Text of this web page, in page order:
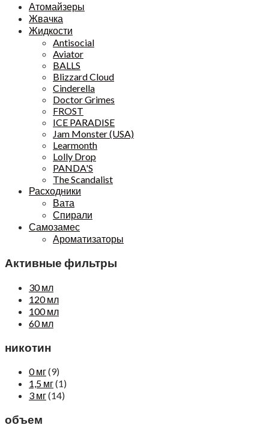
Атомайзеры
Жвачка
Жидкости
Antisocial
Aviator
BALLS
Blizzard Cloud
Cinderella
Doctor Grimes
FROST
ICE PARADISE
Jam Monster (USA)
Learmonth
Lolly Drop
PANDA'S
The Scandalist
Расходники
Вата
Спирали
Самозамес
Ароматизаторы
Активные фильтры
30 мл
120 мл
100 мл
60 мл
никотин
0 мг(9)
1,5 мг(1)
3 мг(14)
объем